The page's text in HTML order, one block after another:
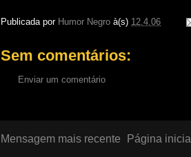
Publicada por Humor Negro à(s) 12.4.06
Sem comentários:
Enviar um comentário
Mensagem mais recente Página inicial